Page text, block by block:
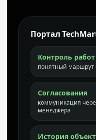
Портал
Контроль работ
понятный маршрут
Согласования
коммуникация
менеджера
История